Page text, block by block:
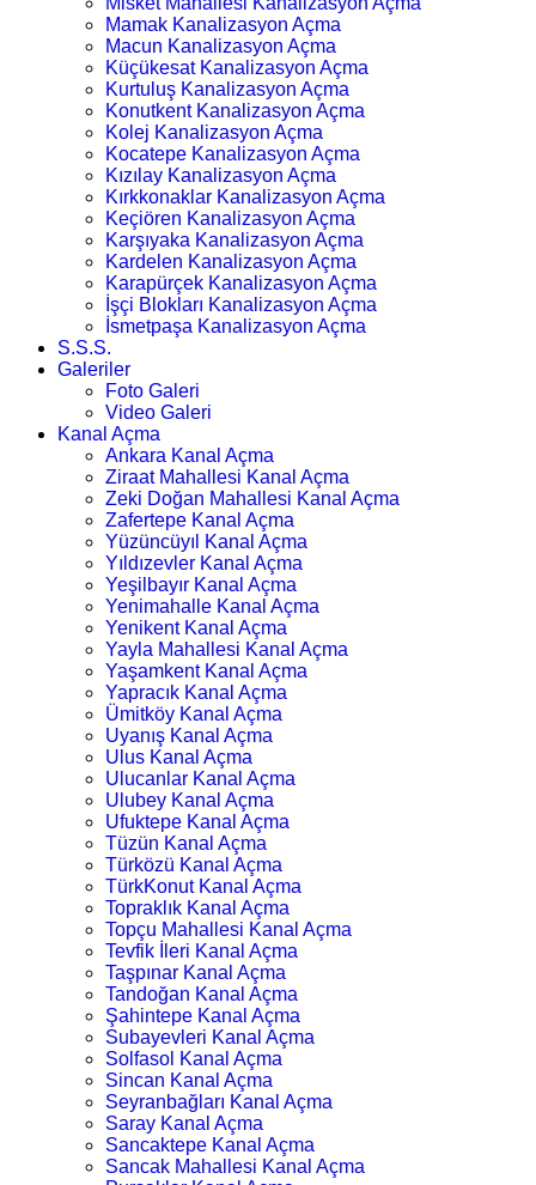
Mamak Kanalizasyon Açma
Macun Kanalizasyon Açma
Küçükesat Kanalizasyon Açma
Kurtuluş Kanalizasyon Açma
Konutkent Kanalizasyon Açma
Kolej Kanalizasyon Açma
Kocatepe Kanalizasyon Açma
Kızılay Kanalizasyon Açma
Kırkkonaklar Kanalizasyon Açma
Keçiören Kanalizasyon Açma
Karşıyaka Kanalizasyon Açma
Kardelen Kanalizasyon Açma
Karapürçek Kanalizasyon Açma
İşçi Blokları Kanalizasyon Açma
İsmetpaşa Kanalizasyon Açma
S.S.S.
Galeriler
Foto Galeri
Video Galeri
Kanal Açma
Ankara Kanal Açma
Ziraat Mahallesi Kanal Açma
Zeki Doğan Mahallesi Kanal Açma
Zafertepe Kanal Açma
Yüzüncüyıl Kanal Açma
Yıldızevler Kanal Açma
Yeşilbayır Kanal Açma
Yenimahalle Kanal Açma
Yenikent Kanal Açma
Yayla Mahallesi Kanal Açma
Yaşamkent Kanal Açma
Yapracık Kanal Açma
Ümitköy Kanal Açma
Uyanış Kanal Açma
Ulus Kanal Açma
Ulucanlar Kanal Açma
Ulubey Kanal Açma
Ufuktepe Kanal Açma
Tüzün Kanal Açma
Türközü Kanal Açma
TürkKonut Kanal Açma
Topraklık Kanal Açma
Topçu Mahallesi Kanal Açma
Tevfik İleri Kanal Açma
Taşpınar Kanal Açma
Tandoğan Kanal Açma
Şahintepe Kanal Açma
Subayevleri Kanal Açma
Solfasol Kanal Açma
Sincan Kanal Açma
Seyranbağları Kanal Açma
Saray Kanal Açma
Sancaktepe Kanal Açma
Sancak Mahallesi Kanal Açma